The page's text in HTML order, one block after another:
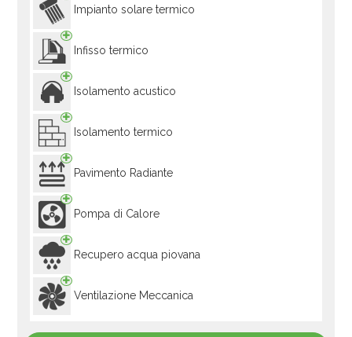
Impianto solare termico
Infisso termico
Isolamento acustico
Isolamento termico
Pavimento Radiante
Pompa di Calore
Recupero acqua piovana
Ventilazione Meccanica